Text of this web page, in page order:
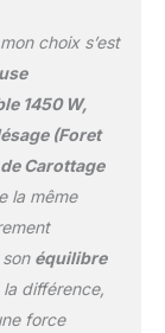
répondre
besoins
large
de
sécurité
une
choix s’est
1450 W,
(Foret
Carottage
la même
équilibre
différence,
force